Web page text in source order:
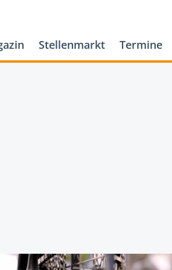
Stellenmarkt Termine